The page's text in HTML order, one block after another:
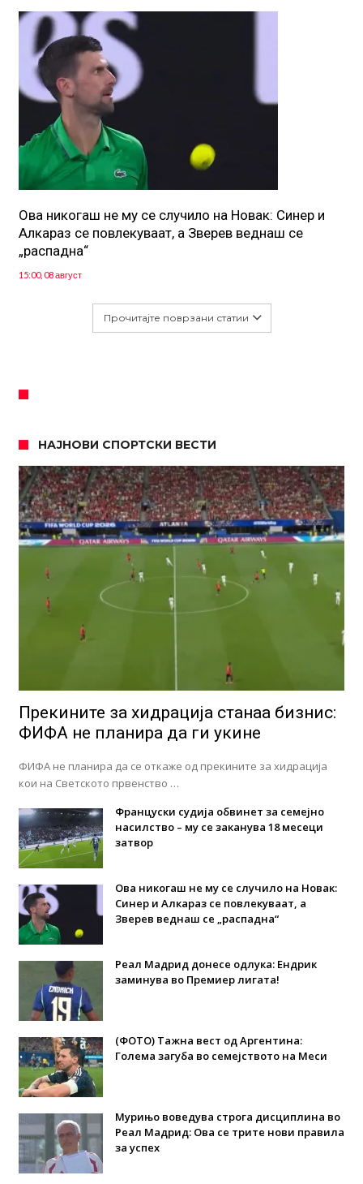
Ова никогаш не му се случило на Новак: Синер и
Алкараз се повлекуваат, а Зверев веднаш се
„распадна“
15:00, 08 август
Прочитајте поврзани статии
НАЈНОВИ СПОРТСКИ ВЕСТИ
Прекините за хидрација станаа бизнис:
ФИФА не планира да ги укине
ФИФА не планира да се откаже од прекините за хидрација
кои на Светското првенство …
Француски судија обвинет за семејно
насилство – му се заканува 18 месеци
затвор
Ова никогаш не му се случило на Новак:
Синер и Алкараз се повлекуваат, а
Зверев веднаш се „распадна“
Реал Мадрид донесе одлука: Eндрик
заминува во Премиер лигата!
(ФОТО) Тажна вест од Аргентина:
Голема загуба во семејството на Меси
Мурињо воведува строга дисциплина во
Реал Мадрид: Ова се трите нови правила
за успех